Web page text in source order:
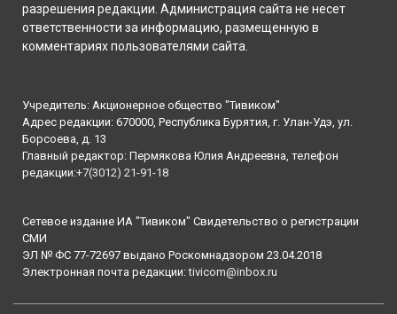
разрешения редакции. Администрация сайта не несет
ответственности за информацию, размещенную в
комментариях пользователями сайта.
Учредитель: Акционерное общество "Тивиком"
Адрес редакции: 670000, Республика Бурятия, г. Улан-Удэ, ул.
Борсоева, д. 13
Главный редактор: Пермякова Юлия Андреевна, телефон
редакции:+7(3012) 21-91-18
Сетевое издание ИА "Тивиком" Свидетельство о регистрации
СМИ
ЭЛ № ФС 77-72697 выдано Роскомнадзором 23.04.2018
Электронная почта редакции:tivicom@inbox.ru